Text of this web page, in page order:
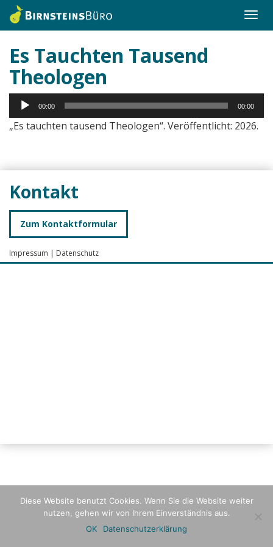
Es Tauchten Tausend
Theologen
Audio-
Player
00:00 00:00
„Es tauchten tausend Theologen“. Veröffentlicht: 2026.
Kontakt
Zum Kontaktformular
Impressum | Datenschutz
Diese Website benutzt Cookies. Wenn Sie die Website weiter
nutzen, gehen wir von Ihrem Einverständnis aus.
OK
Datenschutzerklärung